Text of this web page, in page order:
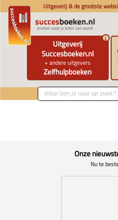
Uitgeverij & de grootste
Uitgeverij
Succesboeken.nl
+ andere uitgevers
Zelfhulpboeken
i
Onze
Nu te